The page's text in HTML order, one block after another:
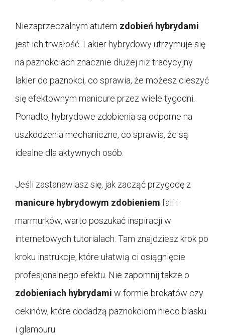
Niezaprzeczalnym atutem zdobień hybrydami
jest ich trwałość. Lakier hybrydowy utrzymuje się
na paznokciach znacznie dłużej niż tradycyjny
lakier do paznokci, co sprawia, że możesz cieszyć
się efektownym manicure przez wiele tygodni.
Ponadto, hybrydowe zdobienia są odporne na
uszkodzenia mechaniczne, co sprawia, że są
idealne dla aktywnych osób.
Jeśli zastanawiasz się, jak zacząć przygodę z
manicure hybrydowym zdobieniem fali i
marmurków, warto poszukać inspiracji w
internetowych tutorialach. Tam znajdziesz krok po
kroku instrukcje, które ułatwią ci osiągnięcie
profesjonalnego efektu. Nie zapomnij także o
zdobieniach hybrydami w formie brokatów czy
cekinów, które dodadzą paznokciom nieco blasku
i glamouru.